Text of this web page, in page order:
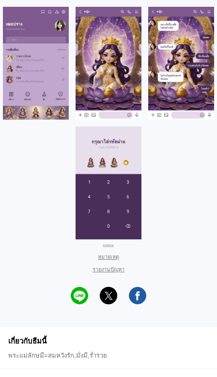
tottor
หมายเหตุ
รายงานปัญหา
เกี่ยวกับธีมนี้
พระแม่ลักษมี=สมหวังรัก,มั่งมี,ร่ำรวย